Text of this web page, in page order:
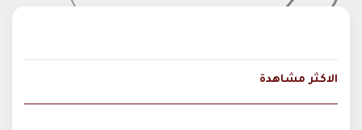
الاكثر مشاهدة